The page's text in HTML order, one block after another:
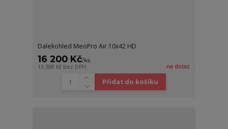
Dalekohled MeoPro Air 10x42 HD
16 200 Kč/ks
13 388 Kč bez DPH na dotaz
Přidat do košíku